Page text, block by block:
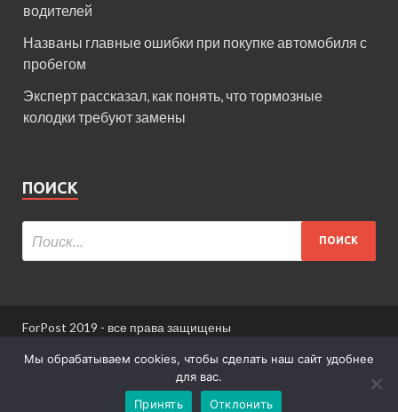
водителей
Названы главные ошибки при покупке автомобиля с
пробегом
Эксперт рассказал, как понять, что тормозные
колодки требуют замены
ПОИСК
ForPost 2019 - все права защищены
При использовании материалов сайта ссылка
Информация для пользователей сайта
Мы обрабатываем cookies, чтобы сделать наш сайт удобнее
для вас.
Принять
Отклонить